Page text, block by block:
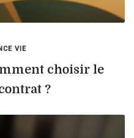
VIE
choisir le
?